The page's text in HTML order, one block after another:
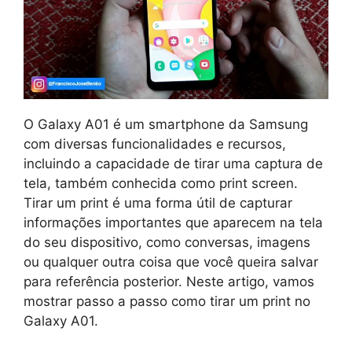
O Galaxy A01 é um smartphone da Samsung
com diversas funcionalidades e recursos,
incluindo a capacidade de tirar uma captura de
tela, também conhecida como print screen.
Tirar um print é uma forma útil de capturar
informações importantes que aparecem na tela
do seu dispositivo, como conversas, imagens
ou qualquer outra coisa que você queira salvar
para referência posterior. Neste artigo, vamos
mostrar passo a passo como tirar um print no
Galaxy A01.